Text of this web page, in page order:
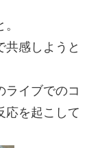
共感しようと
ライブでのコ
応を起こして